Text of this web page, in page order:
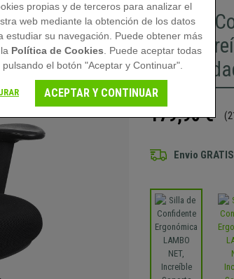
Silla de
NET,
179,90 €
Envio GRATIS
propias y de terceros para analizar el
web mediante la obtención de los datos
estudiar su navegación. Puede obtener más
Política de Cookies . Puede aceptar todas
pulsando el botón "Aceptar y Continuar".
ACEPTAR Y CONTINUAR